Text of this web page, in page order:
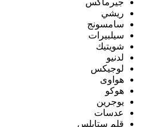
جيرماكس
ريشي
سامسونج
سيلبيرات
شويتيك
لدنيو
لوجيكس
هواوى
هوكو
يوجرين
عدسات
قلم ستايلس